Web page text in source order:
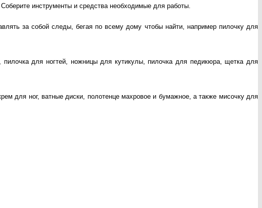
инструменты и средства необходимые для работы.
за собой следы, бегая по всему дому чтобы найти, например пилочку для
для ногтей, ножницы для кутикулы, пилочка для педикюра, щетка для
для ног, ватные диски, полотенце махровое и бумажное, а также мисочку для